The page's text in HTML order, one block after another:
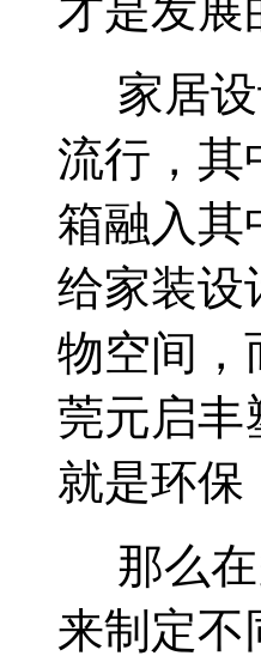
才是发展
家居
流行，其
箱融入其
给家装设
物空间，
莞元启丰
就是环保
那么
来制定不